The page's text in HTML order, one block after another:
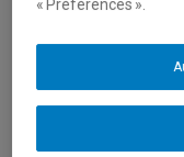
Ados 12-14 : une
habitudes de vie
Création et
apprécié des
« Préférences ».